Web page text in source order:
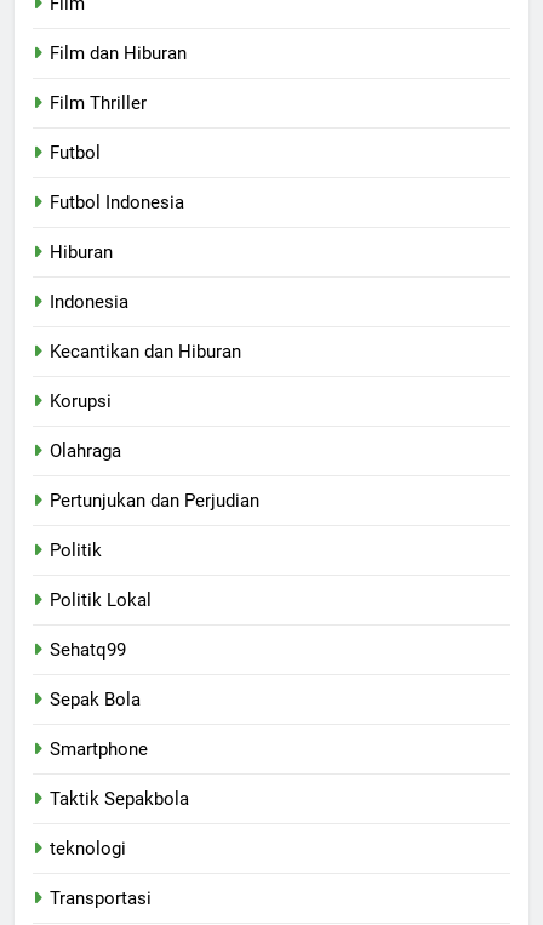
Film dan Hiburan
Film Thriller
Futbol
Futbol Indonesia
Hiburan
Indonesia
Kecantikan dan Hiburan
Korupsi
Olahraga
Pertunjukan dan Perjudian
Politik
Politik Lokal
Sehatq99
Sepak Bola
Smartphone
Taktik Sepakbola
teknologi
Transportasi